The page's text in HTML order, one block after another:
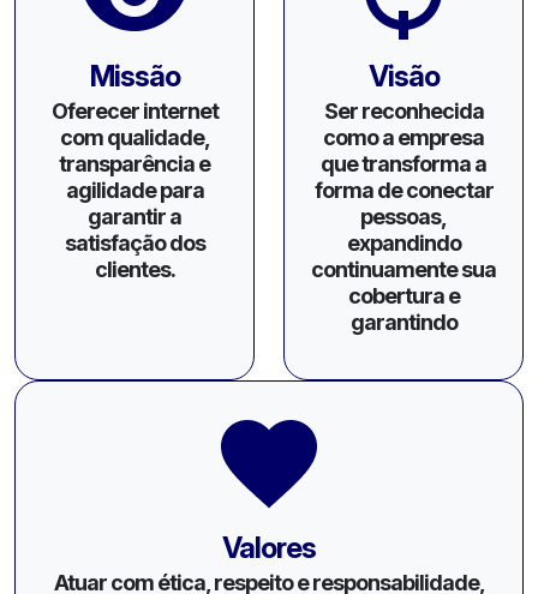
Missão
Oferecer internet
com qualidade,
transparência e
agilidade para
garantir a
satisfação dos
clientes.
Visão
Ser reconhecida
como a empresa
que transforma a
forma de conectar
pessoas,
expandindo
continuamente sua
cobertura e
garantindo
Valores
Atuar com ética, respeito e responsabilidade,